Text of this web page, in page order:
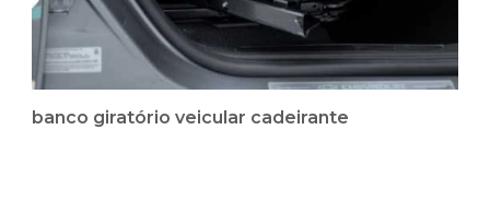
banco giratório veicular cadeirante